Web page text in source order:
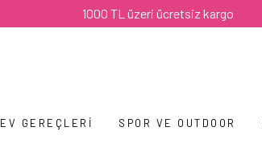
1000 TL üzeri ücretsiz kargo
EV GEREÇLERI SPOR VE OUTDOOR